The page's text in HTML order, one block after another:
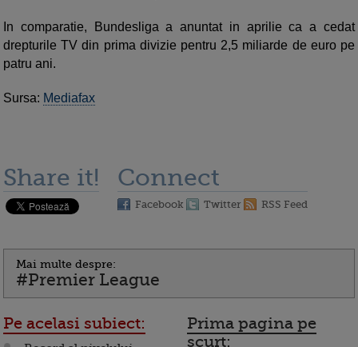
In comparatie, Bundesliga a anuntat in aprilie ca a cedat
drepturile TV din prima divizie pentru 2,5 miliarde de euro pe
patru ani.
Sursa: Mediafax
Share it! Connect
Facebook Twitter RSS Feed
Mai multe despre:
#Premier League
Pe acelasi subiect:
Prima pagina pe
scurt: